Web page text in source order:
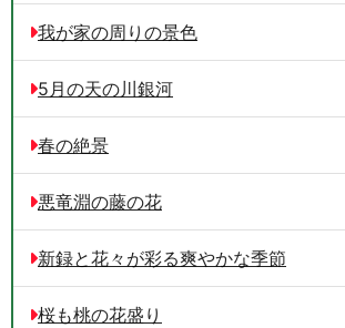
我が家の周りの景色
5月の天の川銀河
春の絶景
悪竜淵の藤の花
新録と花々が彩る爽やかな季節
桜も桃の花盛り